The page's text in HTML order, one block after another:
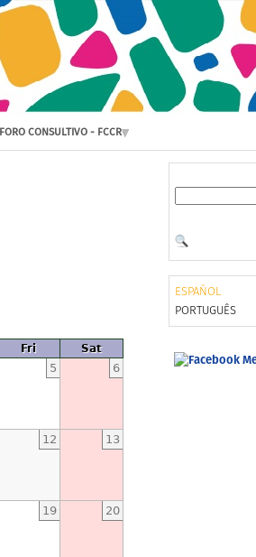
FORO CONSULTIVO - FCCR
Fri Sat
5 6
12 13
19 20
ESPAÑOL
PORTUGUÊS